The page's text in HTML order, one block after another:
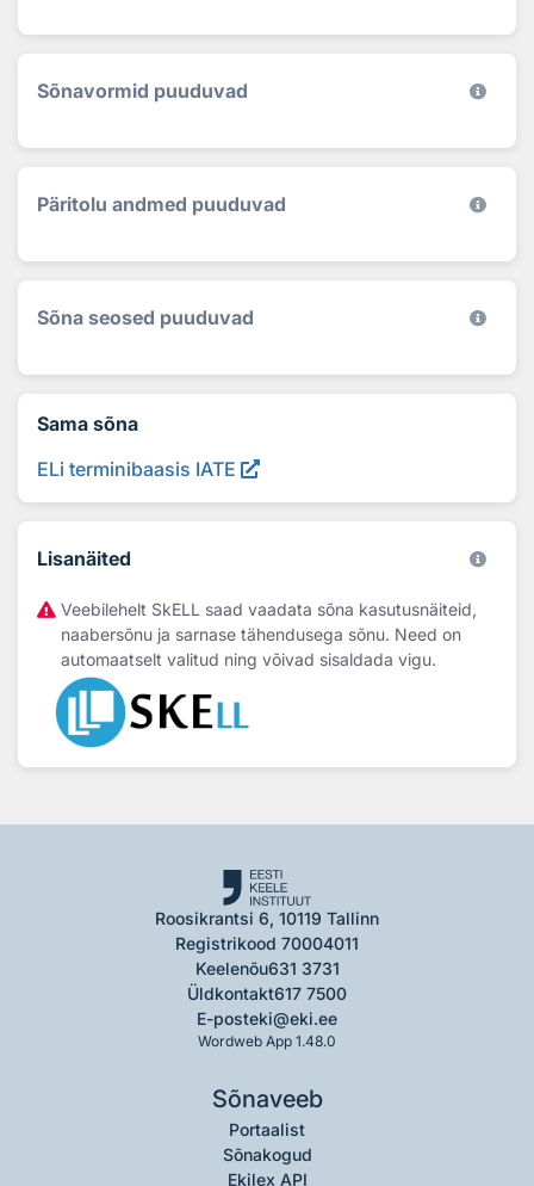
Sõnavormid puuduvad
Päritolu andmed puuduvad
Sõna seosed puuduvad
Sama sõna
ELi terminibaasis IATE
Lisanäited
Veebilehelt SkELL saad vaadata sõna kasutusnäiteid,
naabersõnu ja sarnase tähendusega sõnu. Need on
automaatselt valitud ning võivad sisaldada vigu.
Roosikrantsi 6, 10119 Tallinn
Registrikood 70004011
Keelenõu631 3731
Üldkontakt617 7500
E-posteki@eki.ee
Wordweb App 1.48.0
Sõnaveeb
Portaalist
Sõnakogud
Ekilex API